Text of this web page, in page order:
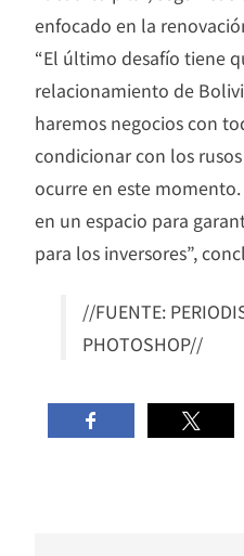
enfocado en la
“El último desafío tiene
relacionamiento de
haremos negocios con
condicionar con los
ocurre en este
en un espacio para
para los inversores”,
//FUENTE:
PHOTOSHOP//